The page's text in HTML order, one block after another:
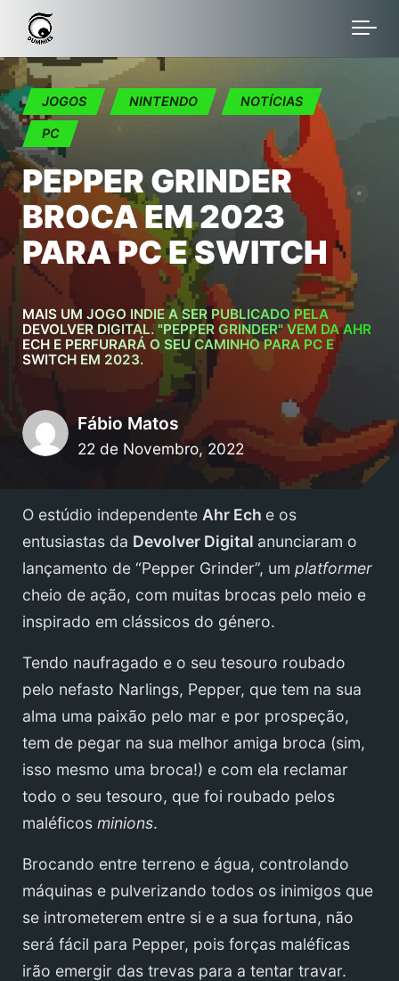
Skip to main content
JOGOS NINTENDO NOTÍCIAS
PC
PEPPER GRINDER
BROCA EM 2023
PARA PC E SWITCH
MAIS UM JOGO INDIE A SER PUBLICADO PELA
DEVOLVER DIGITAL. "PEPPER GRINDER" VEM DA AHR
ECH E PERFURARÁ O SEU CAMINHO PARA PC E
SWITCH EM 2023.
22 de Novembro, 2022
Fábio Matos
O estúdio independente Ahr Ech e os
entusiastas da Devolver Digital anunciaram o
lançamento de “Pepper Grinder”, um platformer
cheio de ação, com muitas brocas pelo meio e
inspirado em clássicos do género.
Tendo naufragado e o seu tesouro roubado
pelo nefasto Narlings, Pepper, que tem na sua
alma uma paixão pelo mar e por prospeção,
tem de pegar na sua melhor amiga broca (sim,
isso mesmo uma broca!) e com ela reclamar
todo o seu tesouro, que foi roubado pelos
maléficos minions.
Brocando entre terreno e água, controlando
máquinas e pulverizando todos os inimigos que
se intrometerem entre si e a sua fortuna, não
será fácil para Pepper, pois forças maléficas
irão emergir das trevas para a tentar travar.